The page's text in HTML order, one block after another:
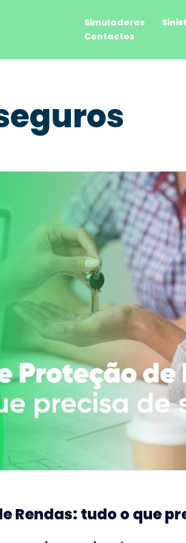
Simuladores
Contactos
Rendas: tudo o que